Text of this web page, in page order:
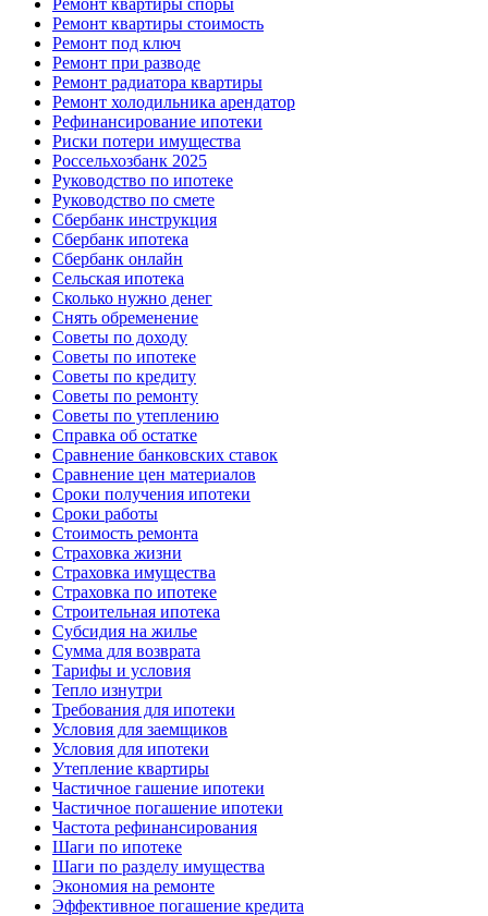
Ремонт квартиры стоимость
Ремонт под ключ
Ремонт при разводе
Ремонт радиатора квартиры
Ремонт холодильника арендатор
Рефинансирование ипотеки
Риски потери имущества
Россельхозбанк 2025
Руководство по ипотеке
Руководство по смете
Сбербанк инструкция
Сбербанк ипотека
Сбербанк онлайн
Сельская ипотека
Сколько нужно денег
Снять обременение
Советы по доходу
Советы по ипотеке
Советы по кредиту
Советы по ремонту
Советы по утеплению
Справка об остатке
Сравнение банковских ставок
Сравнение цен материалов
Сроки получения ипотеки
Сроки работы
Стоимость ремонта
Страховка жизни
Страховка имущества
Страховка по ипотеке
Строительная ипотека
Субсидия на жилье
Сумма для возврата
Тарифы и условия
Тепло изнутри
Требования для ипотеки
Условия для заемщиков
Условия для ипотеки
Утепление квартиры
Частичное гашение ипотеки
Частичное погашение ипотеки
Частота рефинансирования
Шаги по ипотеке
Шаги по разделу имущества
Экономия на ремонте
Эффективное погашение кредита